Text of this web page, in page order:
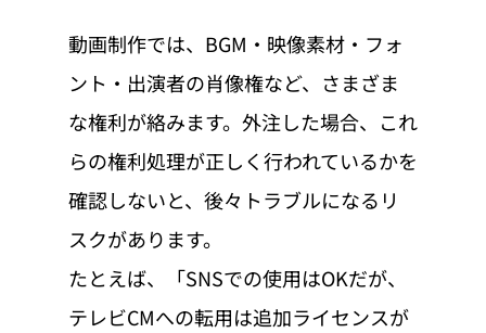
動画制作では、BGM・映像素材・フォ
ント・出演者の肖像権など、さまざま
な権利が絡みます。外注した場合、これ
らの権利処理が正しく行われているかを
確認しないと、後々トラブルになるリ
スクがあります。
たとえば、「SNSでの使用はOKだが、
テレビCMへの転用は追加ライセンスが